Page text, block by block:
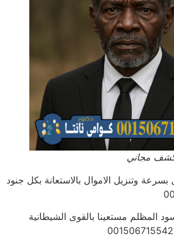
مجاني
بسرعة وتنزيل الاموال بالاستعانة بكل جنود
المظلم مستعينا بالقوى الشيطانية